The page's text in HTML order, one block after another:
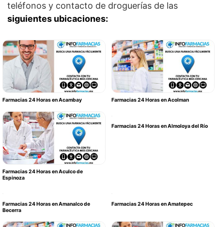
teléfonos y contacto de droguerías de las
siguientes ubicaciones:
Farmacias 24 Horas en Acambay Farmacias 24 Horas en Acolman
Farmacias 24 Horas en Aculco de
Espinoza
Farmacias 24 Horas en Almoloya del Río
Farmacias 24 Horas en Amanalco de
Becerra
Farmacias 24 Horas en Amatepec